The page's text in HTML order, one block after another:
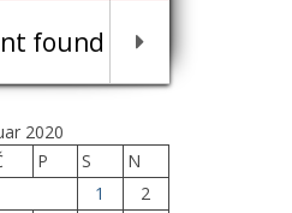
found
2020
P S
N
1
2